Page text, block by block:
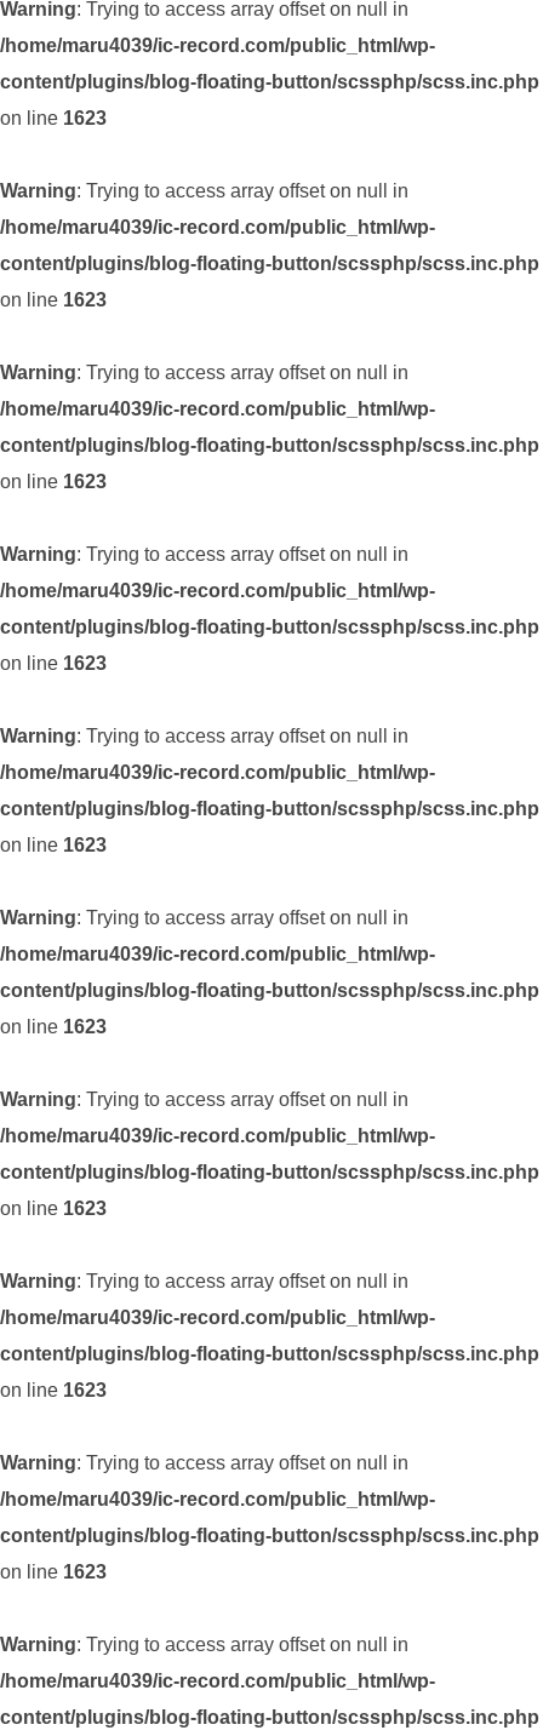
Warning: Trying to access array offset on null in
/home/maru4039/ic-record.com/public_html/wp-
content/plugins/blog-floating-button/scssphp/scss.inc.php
on line 1623
Warning: Trying to access array offset on null in
/home/maru4039/ic-record.com/public_html/wp-
content/plugins/blog-floating-button/scssphp/scss.inc.php
on line 1623
Warning: Trying to access array offset on null in
/home/maru4039/ic-record.com/public_html/wp-
content/plugins/blog-floating-button/scssphp/scss.inc.php
on line 1623
Warning: Trying to access array offset on null in
/home/maru4039/ic-record.com/public_html/wp-
content/plugins/blog-floating-button/scssphp/scss.inc.php
on line 1623
Warning: Trying to access array offset on null in
/home/maru4039/ic-record.com/public_html/wp-
content/plugins/blog-floating-button/scssphp/scss.inc.php
on line 1623
Warning: Trying to access array offset on null in
/home/maru4039/ic-record.com/public_html/wp-
content/plugins/blog-floating-button/scssphp/scss.inc.php
on line 1623
Warning: Trying to access array offset on null in
/home/maru4039/ic-record.com/public_html/wp-
content/plugins/blog-floating-button/scssphp/scss.inc.php
on line 1623
Warning: Trying to access array offset on null in
/home/maru4039/ic-record.com/public_html/wp-
content/plugins/blog-floating-button/scssphp/scss.inc.php
on line 1623
Warning: Trying to access array offset on null in
/home/maru4039/ic-record.com/public_html/wp-
content/plugins/blog-floating-button/scssphp/scss.inc.php
on line 1623
Warning: Trying to access array offset on null in
/home/maru4039/ic-record.com/public_html/wp-
content/plugins/blog-floating-button/scssphp/scss.inc.php